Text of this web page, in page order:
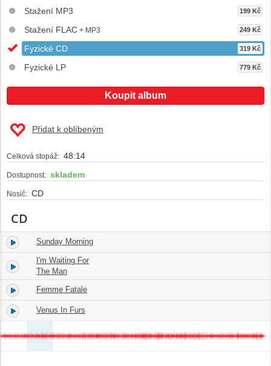
Stažení MP3 199 Kč
Stažení FLAC + MP3 249 Kč
Fyzické CD 319 Kč
Fyzické LP 779 Kč
Koupit album
Přidat k oblíbeným
Celková stopáž: 48:14
Dostupnost: skladem
Nosič: CD
CD
1. Sunday Morning
2.
I'm Waiting For
The Man
3. Femme Fatale
4. Venus In Furs